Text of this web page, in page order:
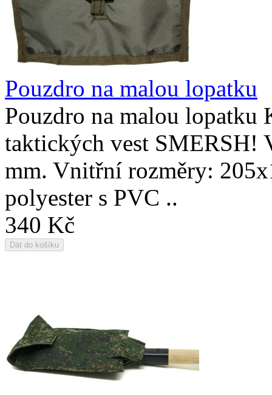
Pouzdro na malou lopatku
Pouzdro na malou lopatku
taktických vest SMERSH!
mm. Vnitřní rozměry:
polyester s PVC ..
340 Kč